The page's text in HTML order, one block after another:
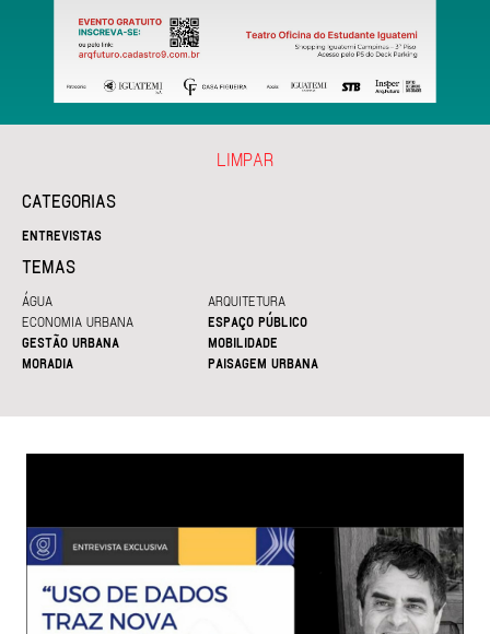
CATEGORIAS
ENTREVISTAS
TEMAS
ÁGUA
ARQUITETURA
ECONOMIA URBANA
ESPAÇO PÚBLICO
GESTÃO URBANA
MOBILIDADE
MORADIA
PAISAGEM URBANA
LIMPAR